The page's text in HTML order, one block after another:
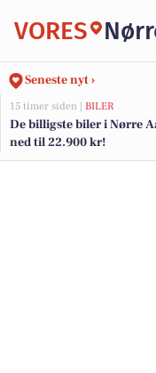
VORES
Seneste nyt ›
15 timer siden | BILER
De billigste biler i Nørre
ned til 22.900 kr!